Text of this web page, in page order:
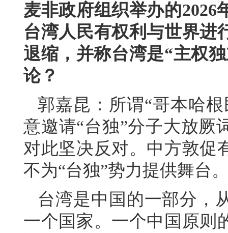
麦非政府组织举办的2026
台湾人民有权利与世界进
退缩，并称台湾是“主权
论？
郭嘉昆：所谓“哥本哈
意邀请“台独”分子大放厥
对此坚决反对。中方敦促
不为“台独”势力提供舞台
台湾是中国的一部分，
一个国家。一个中国原则